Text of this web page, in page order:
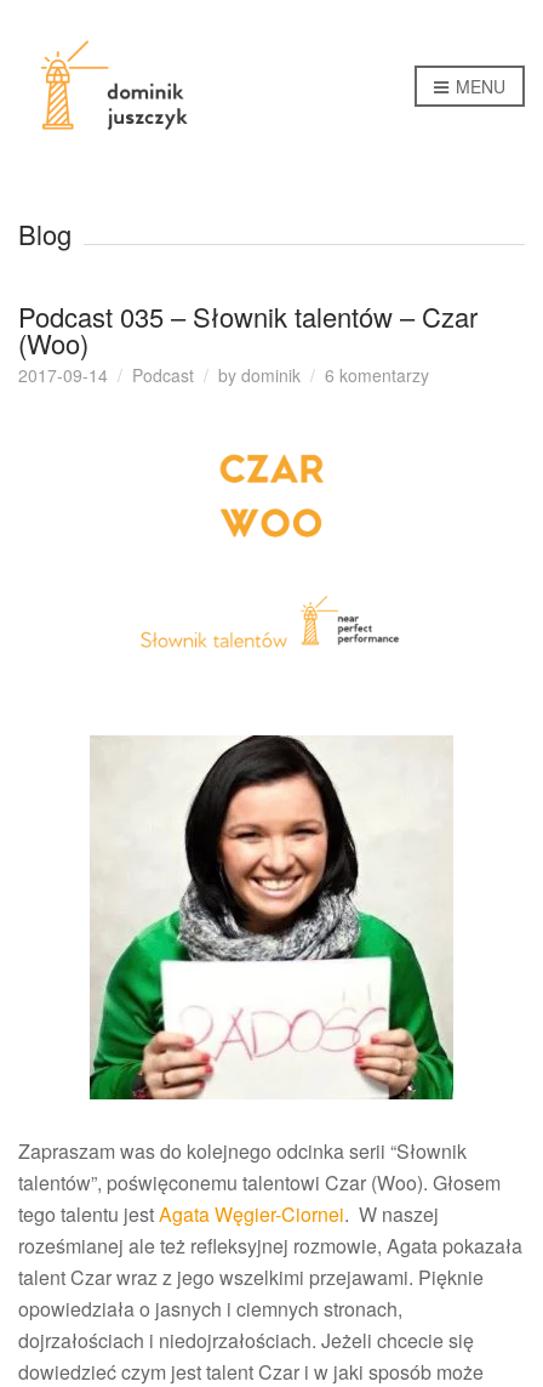
MENU
Blog
Podcast 035 – Słownik talentów – Czar
(Woo)
2017-09-14 Podcast by dominik 6 komentarzydo
Zapraszam was do kolejnego odcinka serii “Słownik
talentów”, poświęconemu talentowi Czar (Woo). Głosem
tego talentu jestAgata Węgier-Ciornei. W naszej
roześmianej ale też refleksyjnej rozmowie, Agata pokazała
talent Czar wraz z jego wszelkimi przejawami. Pięknie
opowiedziała o jasnych i ciemnych stronach,
dojrzałościach i niedojrzałościach. Jeżeli chcecie się
dowiedzieć czym jest talent Czar i w jaki sposób może